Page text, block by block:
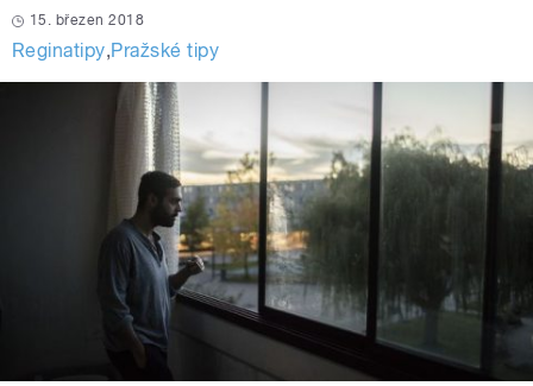
15. březen 2018
Reginatipy,Pražské tipy